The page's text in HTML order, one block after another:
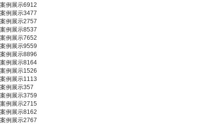
案例展示6912
案例展示3477
案例展示2757
案例展示8537
案例展示7652
案例展示9559
案例展示8896
案例展示8164
案例展示1526
案例展示1113
案例展示357
案例展示3759
案例展示2715
案例展示8162
案例展示2767